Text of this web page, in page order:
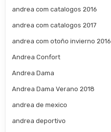
andrea com catalogos 2016
andrea com catalogos 2017
andrea com otoño invierno 2016
Andrea Confort
Andrea Dama
Andrea Dama Verano 2018
andrea de mexico
andrea deportivo